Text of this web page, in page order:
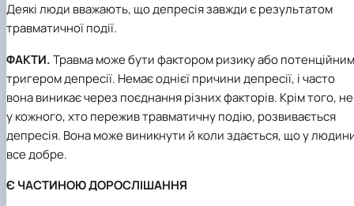
Деякі люди вважають, що депресія завжди є результатом
травматичної події.
ФАКТИ.Травма може бути фактором ризику або потенційним
тригером депресії. Немає однієї причини депресії, і часто
вона виникає через поєднання різних факторів. Крім того, не
у кожного, хто пережив травматичну подію, розвивається
депресія. Вона може виникнути й коли здається, що у
все добре.
Є ЧАСТИНОЮ ДОРОСЛІШАННЯ